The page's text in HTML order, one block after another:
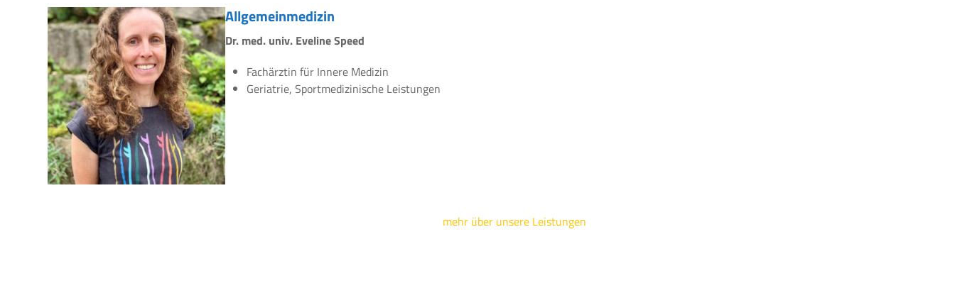
Allgemeinmedizin
Dr. med. univ. Eveline Speed
Fachärztin für Innere Medizin
Geriatrie, Sportmedizinische Leistungen
mehr über unsere Leistungen